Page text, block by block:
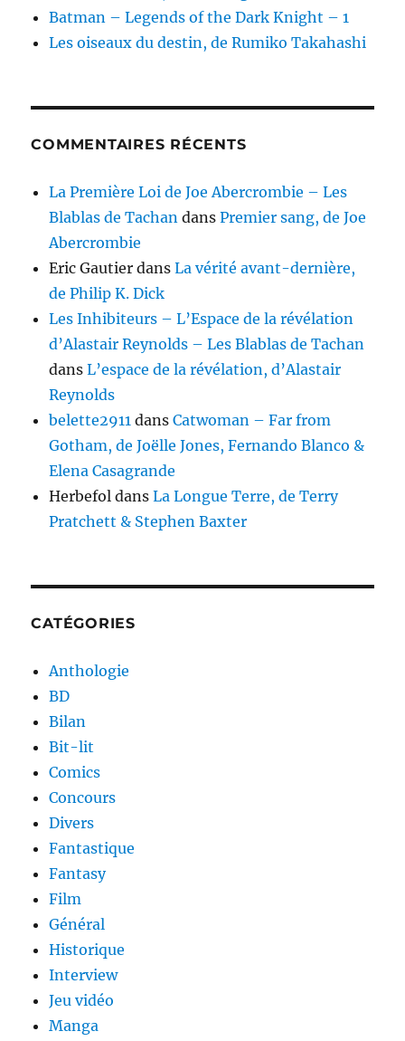
Batman – Legends of the Dark Knight – 1
Les oiseaux du destin, de Rumiko Takahashi
COMMENTAIRES RÉCENTS
La Première Loi de Joe Abercrombie – Les
Blablas de Tachan dansPremier sang, de Joe
Abercrombie
Eric Gautier dansLa vérité avant-dernière,
de Philip K. Dick
Les Inhibiteurs – L’Espace de la révélation
d’Alastair Reynolds – Les Blablas de Tachan
dansL’espace de la révélation, d’Alastair
Reynolds
belette2911 dansCatwoman – Far from
Gotham, de Joëlle Jones, Fernando Blanco &
Elena Casagrande
Herbefol dansLa Longue Terre, de Terry
Pratchett & Stephen Baxter
CATÉGORIES
Anthologie
BD
Bilan
Bit-lit
Comics
Concours
Divers
Fantastique
Fantasy
Film
Général
Historique
Interview
Jeu vidéo
Manga